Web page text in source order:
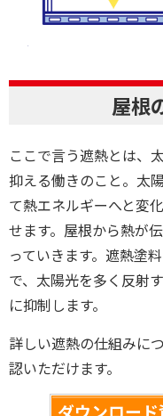
屋根
ここで言う遮熱とは、
抑える働きのこと。太
て熱エネルギーへと変
せます。屋根から熱が
っていきます。遮熱塗
で、太陽光を多く反射
に抑制します。
詳しい遮熱の仕組みに
認いただけます。